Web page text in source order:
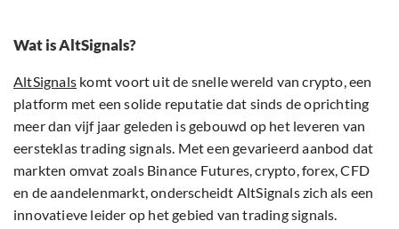
Wat is AltSignals?
AltSignals komt voort uit de snelle wereld van crypto, een
platform met een solide reputatie dat sinds de oprichting
meer dan vijf jaar geleden is gebouwd op het leveren van
eersteklas trading signals. Met een gevarieerd aanbod dat
markten omvat zoals Binance Futures, crypto, forex, CFD
en de aandelenmarkt, onderscheidt AltSignals zich als een
innovatieve leider op het gebied van trading signals.